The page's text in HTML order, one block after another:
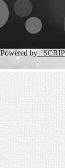
Powered by